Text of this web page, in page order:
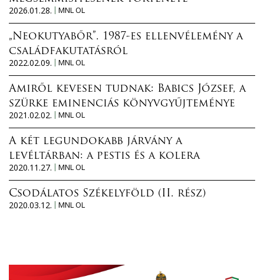
2026.01.28.
MNL OL
„Neokutyabőr”. 1987-es ellenvélemény a
családfakutatásról
2022.02.09.
MNL OL
Amiről kevesen tudnak: Babics József, a
szürke eminenciás könyvgyűjteménye
2021.02.02.
MNL OL
A két legundokabb járvány a
levéltárban: a pestis és a kolera
2020.11.27.
MNL OL
Csodálatos Székelyföld (II. rész)
2020.03.12.
MNL OL